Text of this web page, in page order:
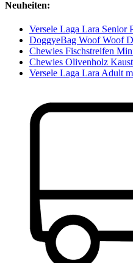
Neuheiten:
Versele Laga Lara Senior
DoggyeBag Woof Woof
Chewies Fischstreifen
Chewies Olivenholz
Versele Laga Lara Adult